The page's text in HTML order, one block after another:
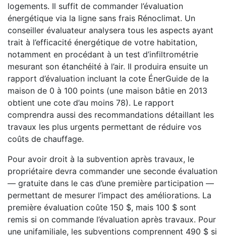
logements. Il suffit de commander l’évaluation
énergétique via la ligne sans frais Rénoclimat. Un
conseiller évaluateur analysera tous les aspects ayant
trait à l’efficacité énergétique de votre habitation,
notamment en procédant à un test d’infiltrométrie
mesurant son étanchéité à l’air. Il produira ensuite un
rapport d’évaluation incluant la cote ÉnerGuide de la
maison de 0 à 100 points (une maison bâtie en 2013
obtient une cote d’au moins 78). Le rapport
comprendra aussi des recommandations détaillant les
travaux les plus urgents permettant de réduire vos
coûts de chauffage.
Pour avoir droit à la subvention après travaux, le
propriétaire devra commander une seconde évaluation
— gratuite dans le cas d’une première participation —
permettant de mesurer l’impact des améliorations. La
première évaluation coûte 150 $, mais 100 $ sont
remis si on commande l’évaluation après travaux. Pour
une unifamiliale, les subventions comprennent 490 $ si